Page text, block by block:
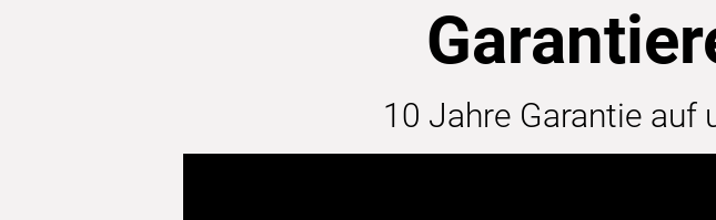
10 Jahre Garantie auf